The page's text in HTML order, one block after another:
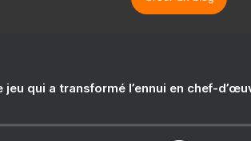
jeu qui a transformé l’ennui en chef-